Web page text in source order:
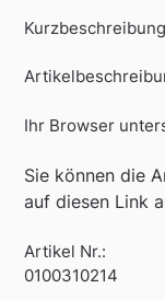
Ihr Browser
Sie können die
auf diesen Link
Artikel Nr.:
0100310214